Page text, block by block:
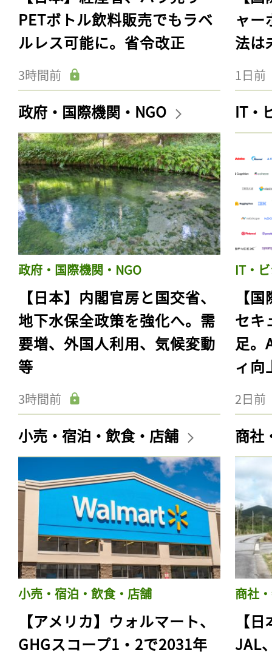
PETボトル飲料販売でもラベ
ルレス可能に。省令改正
3時間前
ャー
法は
1日前
政府・国際機関・NGO
政府・国際機関・NGO
【日本】内閣官房と国交省、
地下水保全政策を強化へ。需
要増、外国人利用、気候変動
等
3時間前
IT・
IT・
【
セキ
足。
ィ向
2日前
小売・宿泊・飲食・店舗
小売・宿泊・飲食・店舗
【アメリカ】ウォルマート、
GHGスコープ1・2で2031年
商社
商社
【
JAL